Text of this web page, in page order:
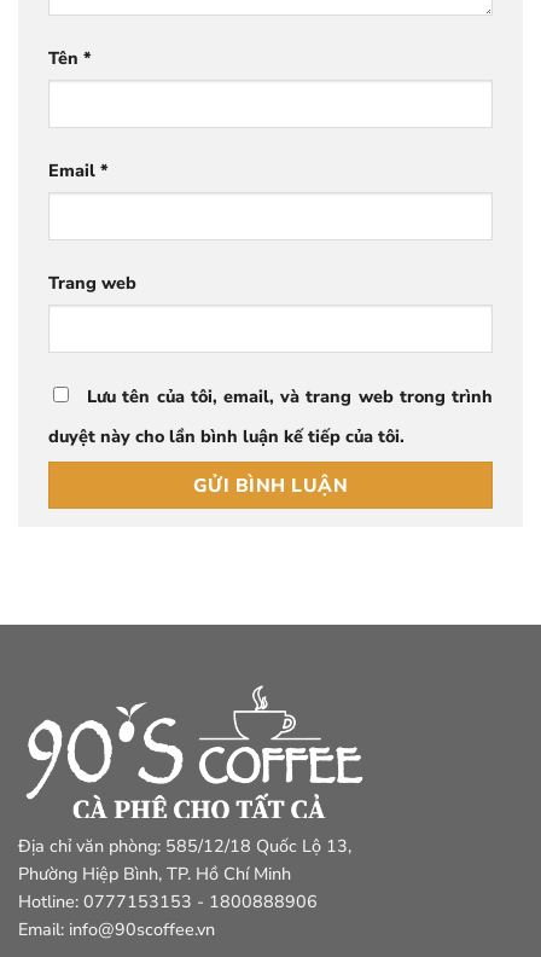
Tên *
Email *
Trang web
Lưu tên của tôi, email, và trang web trong trình
duyệt này cho lần bình luận kế tiếp của tôi.
Địa chỉ văn phòng: 585/12/18 Quốc Lộ 13,
Phường Hiệp Bình, TP. Hồ Chí Minh
Hotline: 0777153153 - 1800888906
Email: info@90scoffee.vn